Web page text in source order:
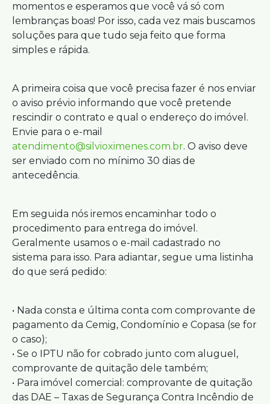
momentos e esperamos que você vá só com
lembranças boas! Por isso, cada vez mais buscamos
soluções para que tudo seja feito que forma
simples e rápida.
A primeira coisa que você precisa fazer é nos enviar
o aviso prévio informando que você pretende
rescindir o contrato e qual o endereço do imóvel.
Envie para o e-mail
atendimento@silvioximenes.com.br. O aviso deve
ser enviado com no mínimo 30 dias de
antecedência.
Em seguida nós iremos encaminhar todo o
procedimento para entrega do imóvel.
Geralmente usamos o e-mail cadastrado no
sistema para isso. Para adiantar, segue uma listinha
do que será pedido:
• Nada consta e última conta com comprovante de
pagamento da Cemig, Condomínio e Copasa (se for
o caso);
• Se o IPTU não for cobrado junto com aluguel,
comprovante de quitação dele também;
• Para imóvel comercial: comprovante de quitação
das DAE – Taxas de Segurança Contra Incêndio de